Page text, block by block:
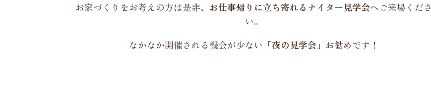
お家づくりをお考えの方は是非、 お仕事帰りに立ち寄れるナイター見学会へご来場くださ
い。
なかなか開催される機会が少ない 「夜の見学会」 お勧めです！